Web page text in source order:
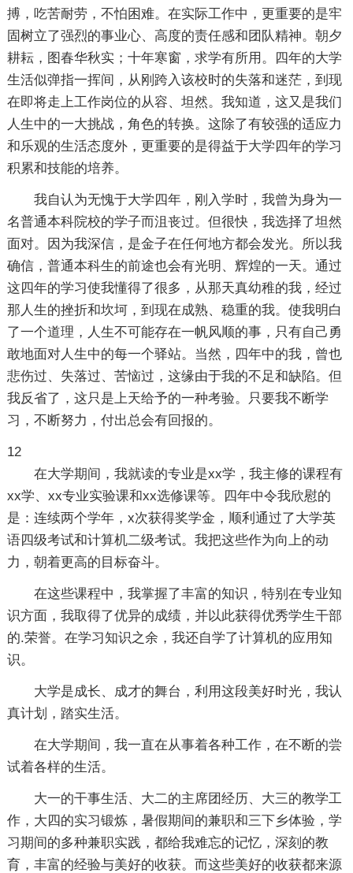
搏，吃苦耐劳，不怕困难。在实际工作中，更重要的是牢
固树立了强烈的事业心、高度的责任感和团队精神。朝夕
耕耘，图春华秋实；十年寒窗，求学有所用。四年的大学
生活似弹指一挥间，从刚跨入该校时的失落和迷茫，到现
在即将走上工作岗位的从容、坦然。我知道，这又是我们
人生中的一大挑战，角色的转换。这除了有较强的适应力
和乐观的生活态度外，更重要的是得益于大学四年的学习
积累和技能的培养。
我自认为无愧于大学四年，刚入学时，我曾为身为一
名普通本科院校的学子而沮丧过。但很快，我选择了坦然
面对。因为我深信，是金子在任何地方都会发光。所以我
确信，普通本科生的前途也会有光明、辉煌的一天。通过
这四年的学习使我懂得了很多，从那天真幼稚的我，经过
那人生的挫折和坎坷，到现在成熟、稳重的我。使我明白
了一个道理，人生不可能存在一帆风顺的事，只有自己勇
敢地面对人生中的每一个驿站。当然，四年中的我，曾也
悲伤过、失落过、苦恼过，这缘由于我的不足和缺陷。但
我反省了，这只是上天给予的一种考验。只要我不断学
习，不断努力，付出总会有回报的。
12
在大学期间，我就读的专业是xx学，我主修的课程有
xx学、xx专业实验课和xx选修课等。四年中令我欣慰的
是：连续两个学年，x次获得奖学金，顺利通过了大学英
语四级考试和计算机二级考试。我把这些作为向上的动
力，朝着更高的目标奋斗。
在这些课程中，我掌握了丰富的知识，特别在专业知
识方面，我取得了优异的成绩，并以此获得优秀学生干部
的.荣誉。在学习知识之余，我还自学了计算机的应用知
识。
大学是成长、成才的舞台，利用这段美好时光，我认
真计划，踏实生活。
在大学期间，我一直在从事着各种工作，在不断的尝
试着各样的生活。
大一的干事生活、大二的主席团经历、大三的教学工
作，大四的实习锻炼，暑假期间的兼职和三下乡体验，学
习期间的多种兼职实践，都给我难忘的记忆，深刻的教
育，丰富的经验与美好的收获。而这些美好的收获都来源